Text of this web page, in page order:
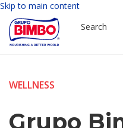
Skip to main content
Search
WELLNESS
Grupo